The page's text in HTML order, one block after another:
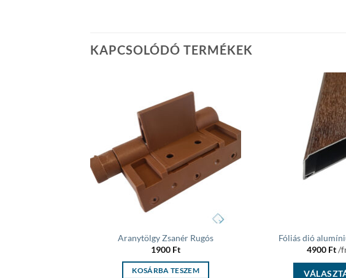
KAPCSOLÓDÓ TERMÉKEK
Add to
wishlist
Aranytölgy Zsanér Rugós
1900 Ft
KOSÁRBA TESZEM
Fóliás dió
4900 Ft/